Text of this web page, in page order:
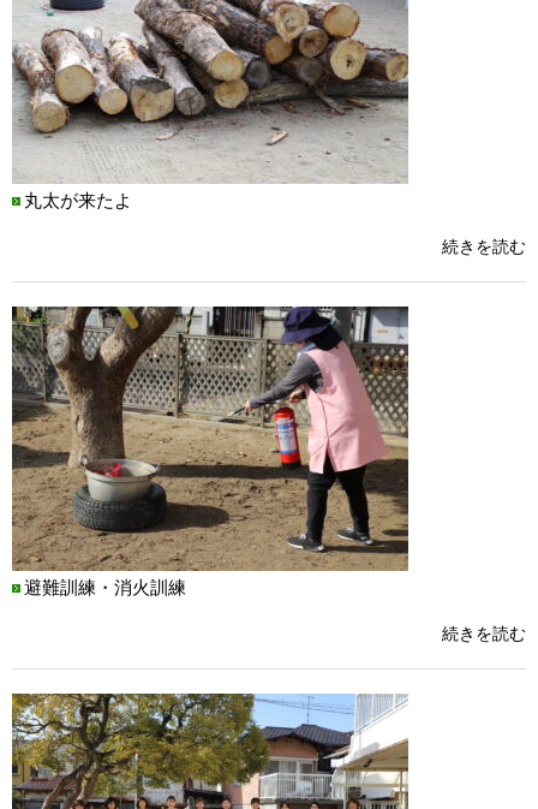
丸太が来たよ
続きを読む
避難訓練・消火訓練
続きを読む